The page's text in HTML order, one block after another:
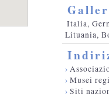
Italia,
Lituania,
›
› Musei
› Siti